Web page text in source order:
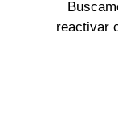
reactivar